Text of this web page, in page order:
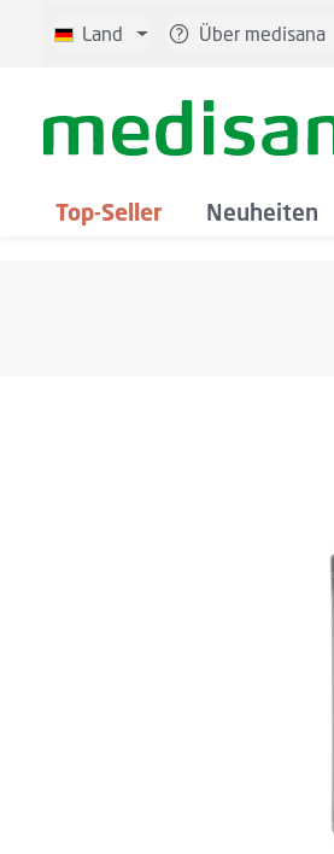
Hauptinhalt springen
Zur Suche springen
Zur Hauptnavigation springen
Land Über medisana
Top-Seller Neuheiten